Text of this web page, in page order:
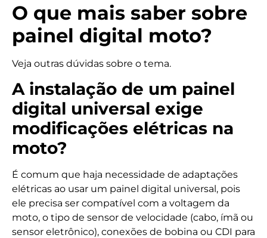
O que mais saber sobre
painel digital moto?
Veja outras dúvidas sobre o tema.
A instalação de um painel
digital universal exige
modificações elétricas na
moto?
É comum que haja necessidade de adaptações
elétricas ao usar um painel digital universal, pois
ele precisa ser compatível com a voltagem da
moto, o tipo de sensor de velocidade (cabo, ímã ou
sensor eletrônico), conexões de bobina ou CDI para